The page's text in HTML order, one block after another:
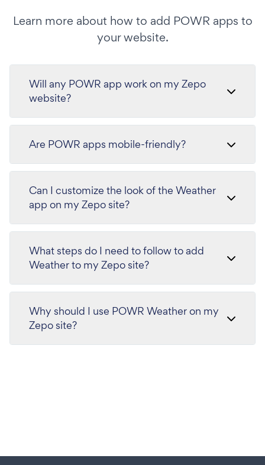
Learn more about how to add POWR apps to
your website.
Will any POWR app work on my Zepo
website?
Are POWR apps mobile-friendly?
Can I customize the look of the Weather
app on my Zepo site?
What steps do I need to follow to add
Weather to my Zepo site?
Why should I use POWR Weather on my
Zepo site?